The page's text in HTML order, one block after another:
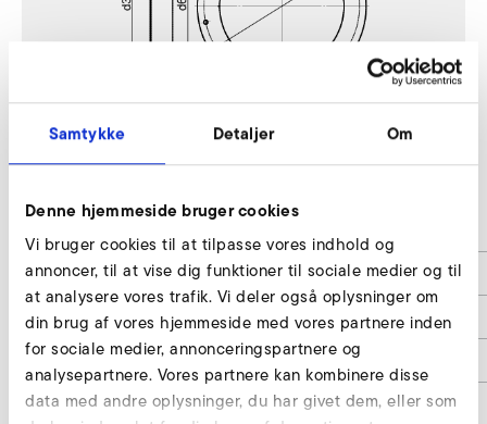
Samtykke Detaljer Om
Denne hjemmeside bruger cookies
Vi bruger cookies til at tilpasse vores indhold og
annoncer, til at vise dig funktioner til sociale medier og til
at analysere vores trafik. Vi deler også oplysninger om
din brug af vores hjemmeside med vores partnere inden
for sociale medier, annonceringspartnere og
analysepartnere. Vores partnere kan kombinere disse
data med andre oplysninger, du har givet dem, eller som
S-MP 600/54
d3
d4
d6
h1
320
8 x 7
280
60